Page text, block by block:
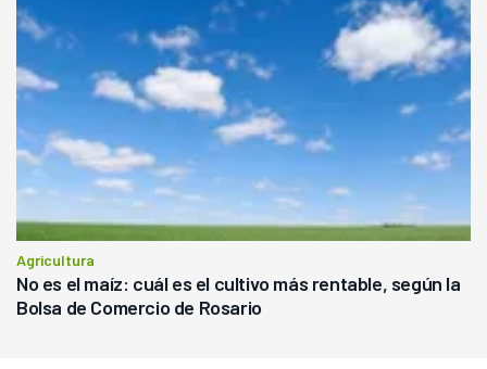
Agricultura
No es el maíz: cuál es el cultivo más rentable, según la
Bolsa de Comercio de Rosario